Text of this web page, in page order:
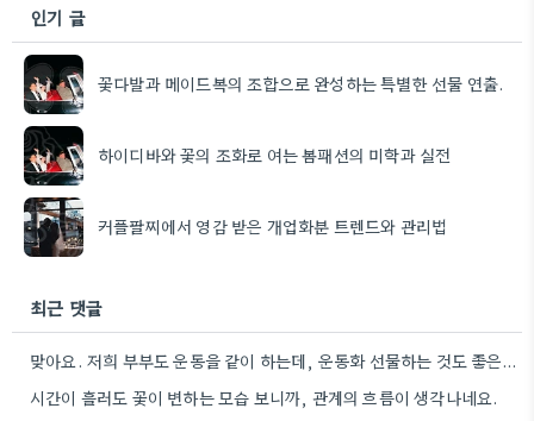
인기 글
꽃다발과 메이드복의 조합으로 완성하는 특별한 선물 연출.
하이디바와 꽃의 조화로 여는 봄패션의 미학과 실전
커플팔찌에서 영감 받은 개업화분 트렌드와 관리법
최근 댓글
맞아요. 저희 부부도 운동을 같이 하는데, 운동화 선물하는 것도 좋은 생각이었네요. 꽃과 함께라면 더 센스…
시간이 흘러도 꽃이 변하는 모습 보니까, 관계의 흐름이 생각나네요.